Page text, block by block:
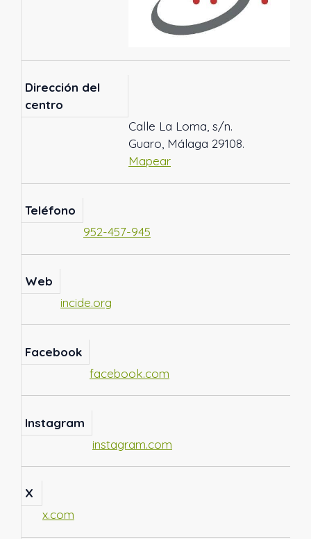
Dirección del
centro
Calle La Loma, s/n.
Guaro, Málaga 29108.
Mapear
Teléfono
952-457-945
Web
incide.org
Facebook
facebook.com
Instagram
instagram.com
X
x.com